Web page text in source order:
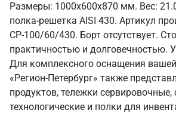
Размеры: 1000x600x870 мм. Вес:
полка-решетка AISI 430. Артикул
СР-100/60/430. Борт отсутствует.
практичностью и долговечностью.
Для комплексного оснащения
«Регион-Петербург» также
продуктов, тележки сервировочные,
технологические и полки для